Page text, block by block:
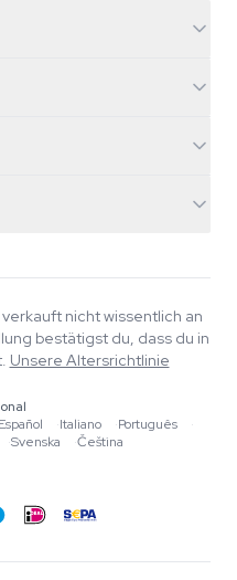
nicht wissentlich an
bestätigst du, dass du in
Unsere Altersrichtlinie
Español ·Italiano ·Português
·
·Svenska ·Čeština